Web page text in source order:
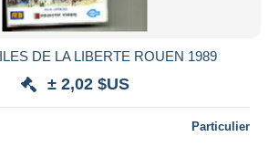
DE LA LIBERTE ROUEN 1989
± 2,02 $US
Particulier